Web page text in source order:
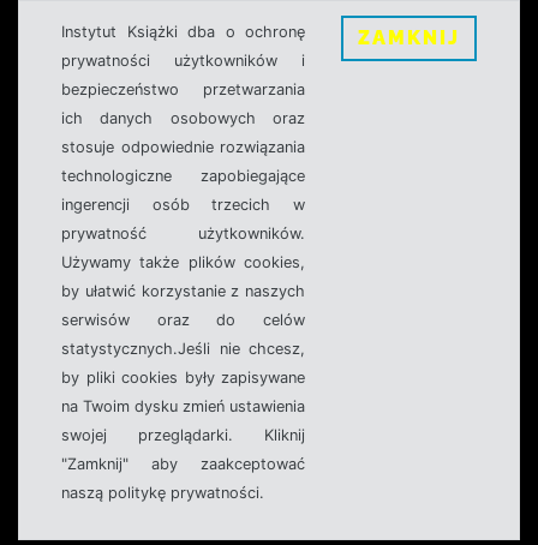
Instytut Książki dba o ochronę
prywatności użytkowników i
bezpieczeństwo przetwarzania
ich danych osobowych oraz
stosuje odpowiednie rozwiązania
technologiczne zapobiegające
ingerencji osób trzecich w
prywatność użytkowników.
Używamy także plików cookies,
by ułatwić korzystanie z naszych
serwisów oraz do celów
statystycznych.Jeśli nie chcesz,
by pliki cookies były zapisywane
na Twoim dysku zmień ustawienia
swojej przeglądarki. Kliknij
"Zamknij" aby zaakceptować
naszą politykę prywatności.
ZAMKNIJ